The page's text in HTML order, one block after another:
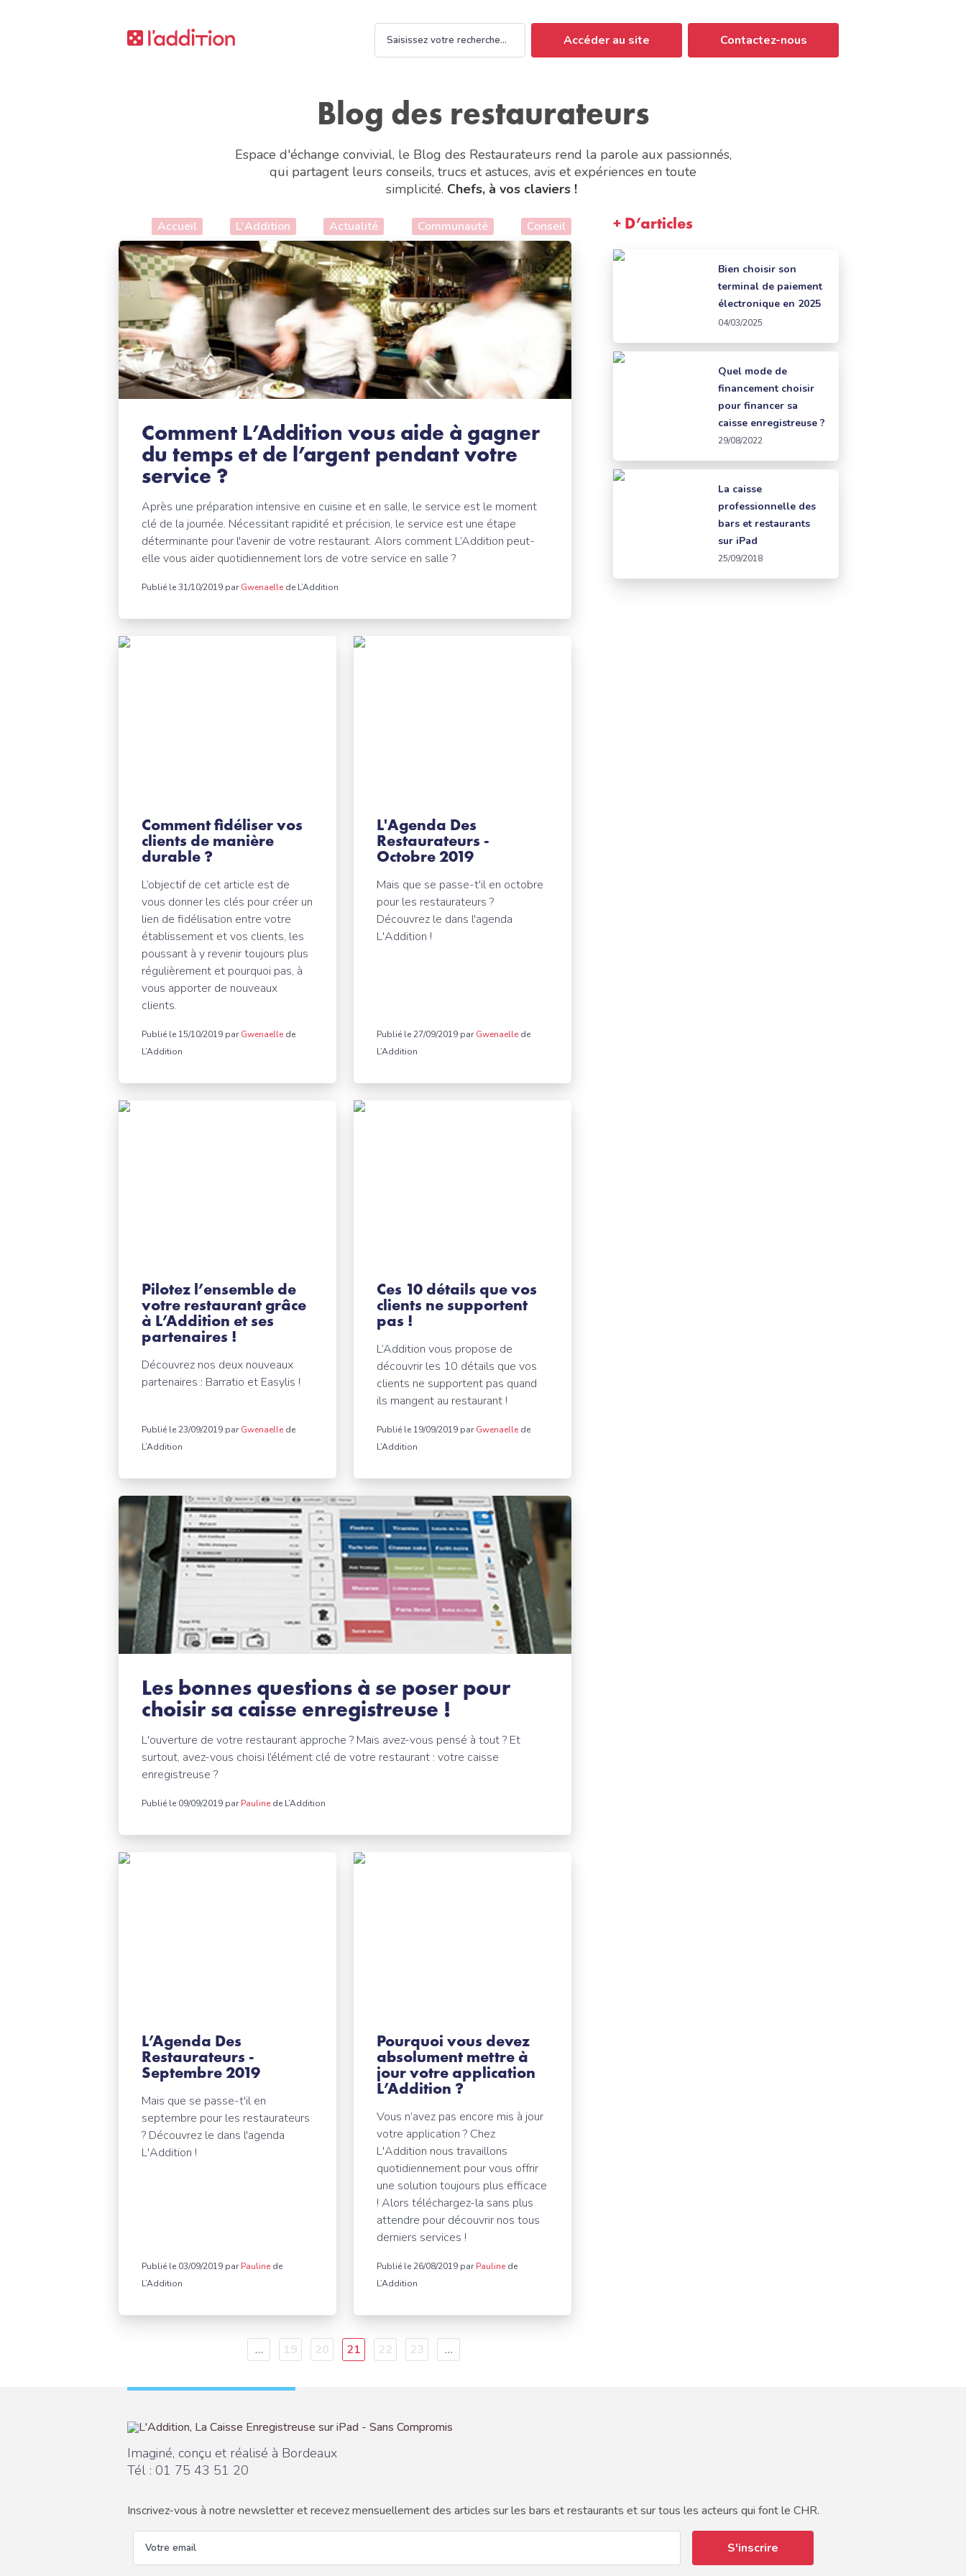
Accéder au site Contactez-nous
Blog des restaurateurs
Espace d'échange convivial, le Blog des Restaurateurs rend la parole aux passionnés,
qui partagent leurs conseils, trucs et astuces, avis et expériences en toute
simplicité. Chefs, à vos claviers !
Accueil L'Addition Actualité Communauté Conseil
Comment L’Addition vous aide à gagner
du temps et de l’argent pendant votre
service ?
Après une préparation intensive en cuisine et en salle, le service est le moment
clé de la journée. Nécessitant rapidité et précision, le service est une étape
déterminante pour l'avenir de votre restaurant. Alors comment L’Addition peut-
elle vous aider quotidiennement lors de votre service en salle ?
Publié le 31/10/2019 parGwenaelle de L’Addition
Comment fidéliser vos
clients de manière
durable ?
L’objectif de cet article est de
vous donner les clés pour créer un
lien de fidélisation entre votre
établissement et vos clients, les
poussant à y revenir toujours plus
régulièrement et pourquoi pas, à
vous apporter de nouveaux
clients.
Publié le 15/10/2019 parGwenaelle de
L’Addition
L'Agenda Des
Restaurateurs -
Octobre 2019
Mais que se passe-t'il en octobre
pour les restaurateurs ?
Découvrez le dans l'agenda
L'Addition !
Publié le 27/09/2019 parGwenaelle de
L’Addition
Pilotez l’ensemble de
votre restaurant grâce
à L’Addition et ses
partenaires !
Découvrez nos deux nouveaux
partenaires : Barratio et Easylis !
Publié le 23/09/2019 parGwenaelle de
L’Addition
Ces 10 détails que vos
clients ne supportent
pas !
L’Addition vous propose de
découvrir les 10 détails que vos
clients ne supportent pas quand
ils mangent au restaurant !
Publié le 19/09/2019 parGwenaelle de
L’Addition
Les bonnes questions à se poser pour
choisir sa caisse enregistreuse !
L'ouverture de votre restaurant approche ? Mais avez-vous pensé à tout ? Et
surtout, avez-vous choisi l’élément clé de votre restaurant : votre caisse
enregistreuse ?
Publié le 09/09/2019 parPauline de L’Addition
L’Agenda Des
Restaurateurs -
Septembre 2019
Mais que se passe-t'il en
septembre pour les restaurateurs
? Découvrez le dans l'agenda
L'Addition !
Publié le 03/09/2019 parPauline de
L’Addition
Pourquoi vous devez
absolument mettre à
jour votre application
L’Addition ?
Vous n’avez pas encore mis à jour
votre application ? Chez
L'Addition nous travaillons
quotidiennement pour vous offrir
une solution toujours plus efficace
! Alors téléchargez-la sans plus
attendre pour découvrir nos tous
derniers services !
Publié le 26/08/2019 parPauline de
L’Addition
… Page
19 Page
20
Page
21 Page
22 Page
23 …
+ D’articles
Bien choisir son
terminal de paiement
électronique en 2025
04/03/2025
Quel mode de
financement choisir
pour financer sa
caisse enregistreuse ?
29/08/2022
La caisse
professionnelle des
bars et restaurants
sur iPad
25/09/2018
Imaginé, conçu et réalisé à Bordeaux
Tél : 01 75 43 51 20
Inscrivez-vous à notre newsletter et recevez mensuellement des articles sur les bars et restaurants et sur tous les acteurs qui font le CHR.